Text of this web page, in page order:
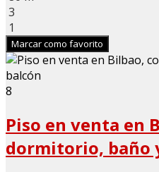
3
1
Marcar como favorito
8
Piso en venta en
dormitorio, baño